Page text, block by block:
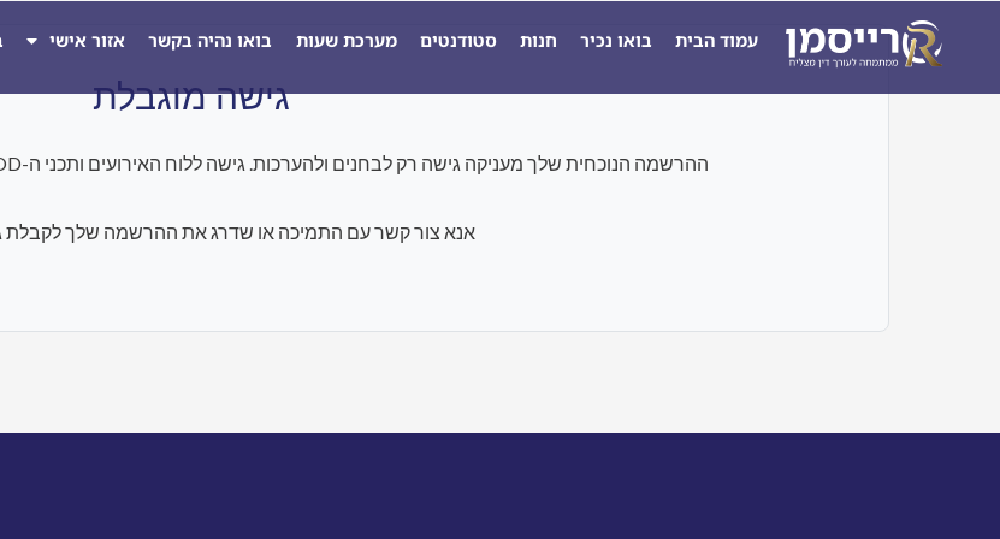
עמוד הבית בואו נכיר חנות סטודנטים מערכת שעות בואו נהיה בקשר אזור אישי
גישה מוגבלת
ההרשמה הנוכחית שלך מעניקה גישה רק לבחנים ולהערכות. גישה ללוח האירועים ותכני ה-VOD אינה כלולה במסגרת התוכנית הנוכחית.
אנא צור קשר עם התמיכה או שדרג את ההרשמה שלך לקבלת